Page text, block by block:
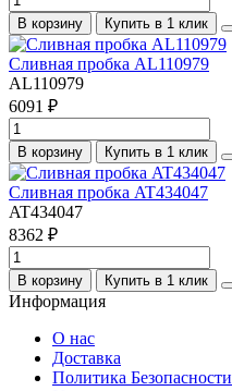
В корзину Купить в 1 клик
Сливная пробка AL110979
AL110979
6091 ₽
В корзину Купить в 1 клик
Сливная пробка AT434047
AT434047
8362 ₽
В корзину Купить в 1 клик
Информация
О нас
Доставка
Политика Безопасности